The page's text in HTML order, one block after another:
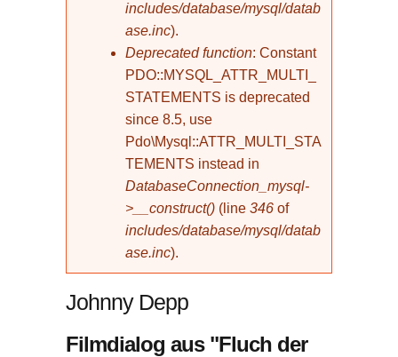
includes/database/mysql/datab
ase.inc).
Deprecated function: Constant
PDO::MYSQL_ATTR_MULTI_
STATEMENTS is deprecated
since 8.5, use
Pdo\Mysql::ATTR_MULTI_STA
TEMENTS instead in
DatabaseConnection_mysql-
>__construct() (line 346 of
includes/database/mysql/datab
ase.inc).
Johnny Depp
Filmdialog aus "Fluch der